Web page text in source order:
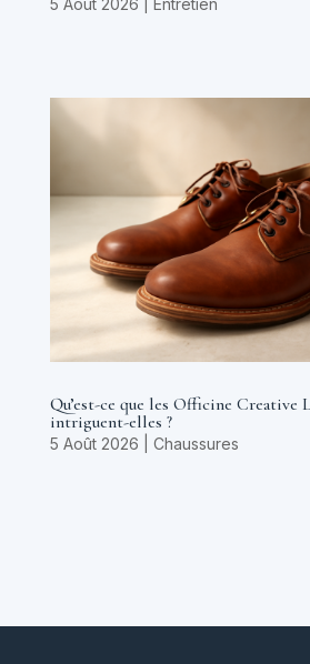
Qu’est-ce que les Officine Creative
intriguent-elles ?
5 Août 2026 Chaussures